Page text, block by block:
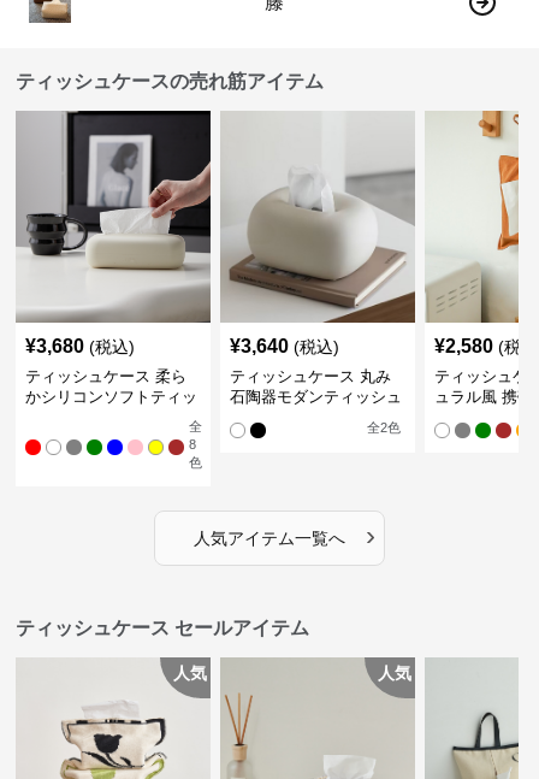
ティッシュケースの売れ筋アイテム
¥3,680 (税込)
ティッシュケース 柔ら
かシリコンソフトティッ
全
8
色
¥3,640 (税込)
ティッシュケース 丸み
石陶器モダンティッシュ
全2色
¥2,580 (税
ティッシュケ
ュラル風 携帯
人気アイテム一覧へ ›
ティッシュケース セールアイテム
人気 人気